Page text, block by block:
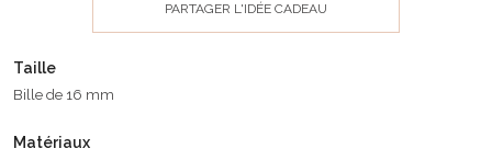
PARTAGER L'IDÉE CADEAU
Taille
Bille de 16 mm
Matériaux